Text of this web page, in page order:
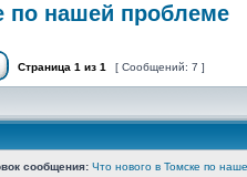
по нашей проблеме
Страница 1 из 1 [ Сообщений: 7 ]
сообщения: Что нового в Томске по